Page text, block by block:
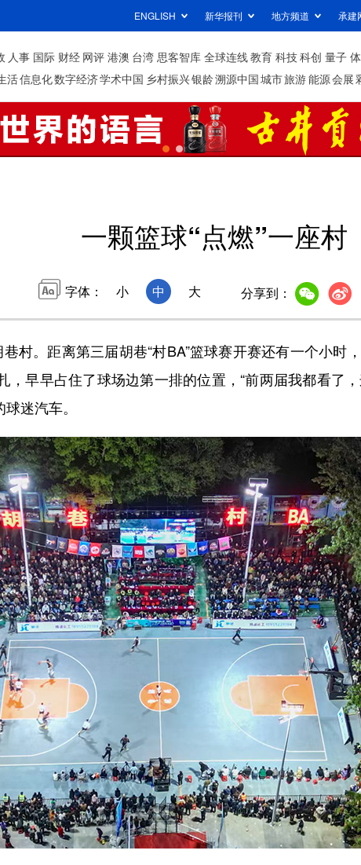
ENGLISH 新华报刊 地方频道 承建
人事 国际 财经 网评 港澳 台湾 思客智库 全球连线教育 科技科创 量子
活信息化数字经济学术中国 乡村振兴银龄溯源中国城市旅游能源会展
一颗篮球“点燃”一座村
字体： 小 中 大 分享到：
。距离第三届胡巷“村BA”篮球赛开赛还有一个小时
，早早占住了球场边第一排的位置，“前两届我都看了
迷汽车。